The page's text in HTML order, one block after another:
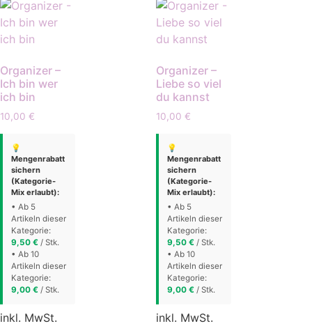
Organizer –
Ich bin wer
ich bin
10,00 €
💡
Mengenrabatt
sichern
(Kategorie-
Mix erlaubt):
• Ab 5
Artikeln dieser
Kategorie:
9,50 € / Stk.
• Ab 10
Artikeln dieser
Kategorie:
9,00 € / Stk.
inkl. MwSt.
Organizer –
Liebe so viel
du kannst
10,00 €
💡
Mengenrabatt
sichern
(Kategorie-
Mix erlaubt):
• Ab 5
Artikeln dieser
Kategorie:
9,50 € / Stk.
• Ab 10
Artikeln dieser
Kategorie:
9,00 € / Stk.
inkl. MwSt.